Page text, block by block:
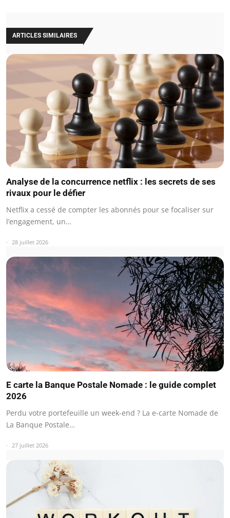
ARTICLES SIMILAIRES
Analyse de la concurrence netflix : les secrets de ses
rivaux pour le défier
Netflix a cessé de compter les abonnés pour se focaliser sur
l’engagement, un…
28 juillet 2026
E carte la Banque Postale Nomade : le guide complet
2026
Perdu votre portefeuille un week-end ? La e-carte Nomade de
La Banque Postale…
27 juillet 2026